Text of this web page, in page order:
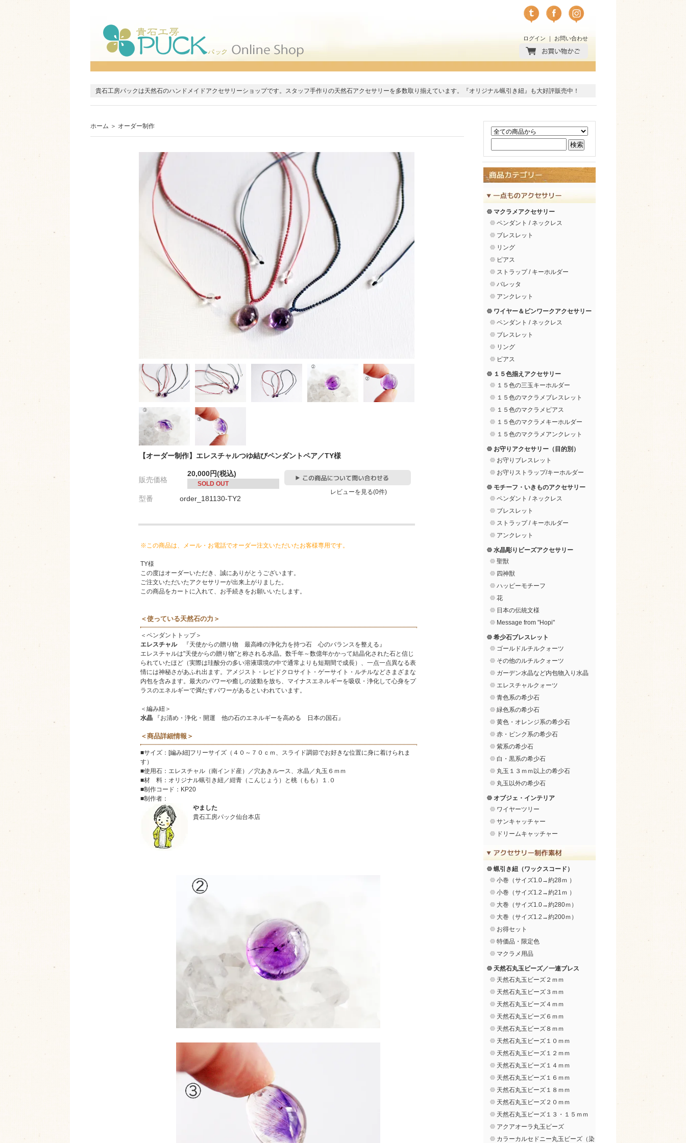
ログイン ｜ お問い合わせ
貴石工房パックは天然石のハンドメイドアクセサリーショップです。スタッフ手作りの天然石アクセサリーを多数取り揃えています。 『オリジナル蝋引き紐』 も大好評販売中！
ホーム ＞ オーダー制作
【オーダー制作】エレスチャルつゆ結びペンダントペア／TY様
販売価格
20,000円(税込)
SOLD OUT
型番 order_181130-TY2
レビューを見る(0件)
※この商品は、メール・お電話でオーダー注文いただいたお客様専用です。
TY様
この度はオーダーいただき、誠にありがとうございます。
ご注文いただいたアクセサリーが出来上がりました。
この商品をカートに入れて、お手続きをお願いいたします。
＜使っている天然石の力＞
＜ペンダントトップ＞
エレスチャル『天使からの贈り物 最高峰の浄化力を持つ石 心のバランスを整える』
エレスチャルは"天使からの贈り物"と称される水晶。数千年～数億年かかって結晶化された石と信じ
られていたほど（実際は珪酸分の多い溶液環境の中で通常よりも短期間で成長）、一点一点異なる表
情には神秘さがあふれ出ます。アメジスト・レピドクロサイト・ゲーサイト・ルチルなどさまざまな
内包を含みます。最大のパワーや癒しの波動を放ち、マイナスエネルギーを吸収・浄化して心身をプ
ラスのエネルギーで満たすパワーがあるといわれています。
＜編み紐＞
水晶『お清め・浄化・開運 他の石のエネルギーを高める 日本の国石』
＜商品詳細情報＞
■サイズ：[編み紐]フリーサイズ（４０～７０ｃｍ、スライド調節でお好きな位置に身に着けられま
す）
■使用石：エレスチャル（南インド産）／穴あきルース、水晶／丸玉６ｍｍ
■材 料： オリジナル蝋引き紐 ／紺青（こんじょう）と桃（もも）１.０
■制作コード：KP20
■制作者：
やました
貴石工房パック仙台本店
マクラメアクセサリー
ペンダント / ネックレス
ブレスレット
リング
ピアス
ストラップ / キーホルダー
バレッタ
アンクレット
ワイヤー＆ピンワークアクセサリー
ペンダント / ネックレス
ブレスレット
リング
ピアス
１５色揃えアクセサリー
１５色の三玉キーホルダー
１５色のマクラメブレスレット
１５色のマクラメピアス
１５色のマクラメキーホルダー
１５色のマクラメアンクレット
お守りアクセサリー（目的別）
お守りブレスレット
お守りストラップ/キーホルダー
モチーフ・いきものアクセサリー
ペンダント / ネックレス
ブレスレット
ストラップ / キーホルダー
アンクレット
水晶彫りビーズアクセサリー
聖獣
四神獣
ハッピーモチーフ
花
日本の伝統文様
Message from "Hopi"
希少石ブレスレット
ゴールドルチルクォーツ
その他のルチルクォーツ
ガーデン水晶など内包物入り水晶
エレスチャルクォーツ
青色系の希少石
緑色系の希少石
黄色・オレンジ系の希少石
赤・ピンク系の希少石
紫系の希少石
白・黒系の希少石
丸玉１３ｍｍ以上の希少石
丸玉以外の希少石
オブジェ・インテリア
ワイヤーツリー
サンキャッチャー
ドリームキャッチャー
蝋引き紐（ワックスコード）
小巻（サイズ1.0→約28ｍ ）
小巻（サイズ1.2→約21ｍ ）
大巻（サイズ1.0→約280ｍ）
大巻（サイズ1.2→約200ｍ）
お得セット
特価品・限定色
マクラメ用品
天然石丸玉ビーズ／一連ブレス
天然石丸玉ビーズ２ｍｍ
天然石丸玉ビーズ３ｍｍ
天然石丸玉ビーズ４ｍｍ
天然石丸玉ビーズ６ｍｍ
天然石丸玉ビーズ８ｍｍ
天然石丸玉ビーズ１０ｍｍ
天然石丸玉ビーズ１２ｍｍ
天然石丸玉ビーズ１４ｍｍ
天然石丸玉ビーズ１６ｍｍ
天然石丸玉ビーズ１８ｍｍ
天然石丸玉ビーズ２０ｍｍ
天然石丸玉ビーズ１３・１５ｍｍ
アクアオーラ丸玉ビーズ
カラーカルセドニー丸玉ビーズ（染